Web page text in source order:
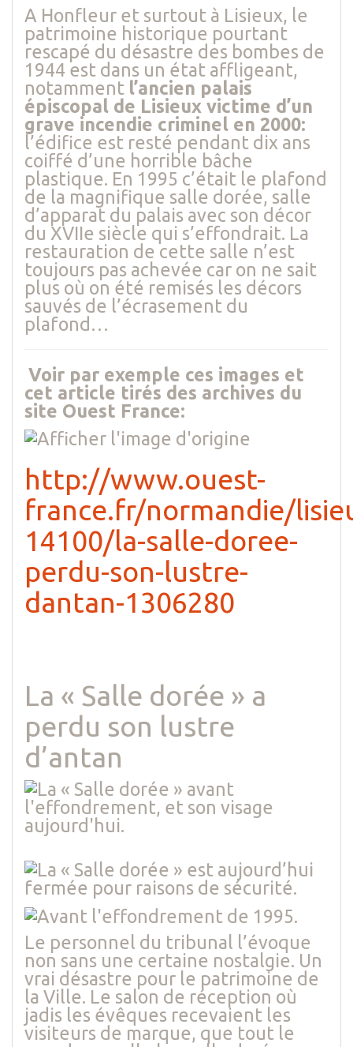
A Honfleur et surtout à Lisieux, le
patrimoine historique pourtant
rescapé du désastre des bombes de
1944 est dans un état affligeant,
notamment l’ancien palais
épiscopal de Lisieux victime d’un
grave incendie criminel en 2000:
l’édifice est resté pendant dix ans
coiffé d’une horrible bâche
plastique. En 1995 c’était le plafond
de la magnifique salle dorée, salle
d’apparat du palais avec son décor
du XVIIe siècle qui s’effondrait. La
restauration de cette salle n’est
toujours pas achevée car on ne sait
plus où on été remisés les décors
sauvés de l’écrasement du
plafond…
Voir par exemple ces images et
cet article tirés des archives du
site Ouest France:
http://www.ouest-
france.fr/normandie/
14100/la-salle-doree-
perdu-son-lustre-
dantan-1306280
La « Salle dorée » a
perdu son lustre
d’antan
Le personnel du tribunal l’évoque
non sans une certaine nostalgie. Un
vrai désastre pour le patrimoine de
la Ville. Le salon de réception où
jadis les évêques recevaient les
visiteurs de marque, que tout le